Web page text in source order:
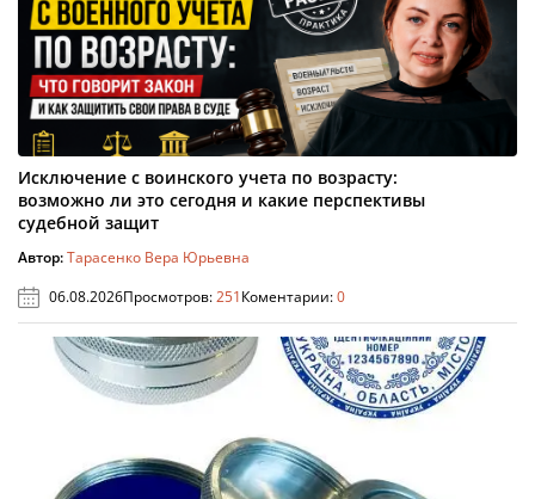
Исключение с воинского учета по возрасту:
возможно ли это сегодня и какие перспективы
судебной защит
Автор:Тарасенко Вера Юрьевна
06.08.2026Просмотров:251Коментарии:0